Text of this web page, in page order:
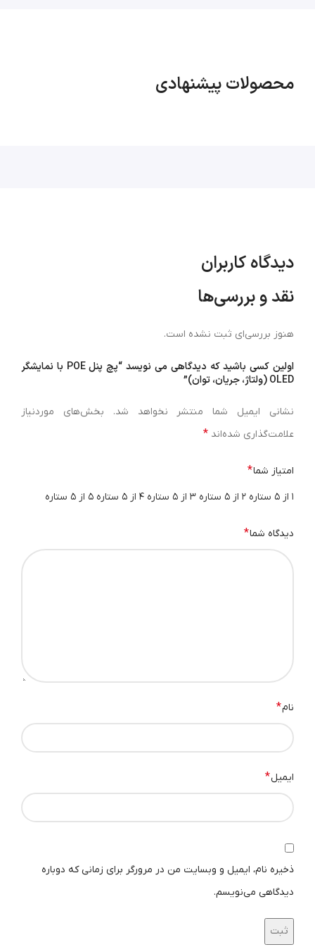
پچ پنل poe چیست ؟
برای ایجاد ارتباطات شبکه با عملکرد پایدار و قابلیت ارائه‌ی
شبکه امکان می‌دهد تا به‌طور بهینه از منابع خود استفاده
سایز قابل نصب در رک‌های استاندارد می باشد و این ویژگی به
مدیران شبکه اجازه می‌دهد تا با بهره‌گیری از فضای محدود
خود، شبکه‌ی خود را به راحتی مدیریت و کنترل کنند. این
ویژگی بسیار مناسب برای محیط‌هایی است که فضای محدود
دست یابند. به طور خلاصه، پچ پنل گیگابیتی ۲۴ پورت POE
یک ابزار قدرتمند با امکان ارسال داده و تامین برق به
دستگاه‌ها می‌باشد. با امکانات متنوع و عملکرد قابل اعتماد، این
پچ پنل PoE می‌تواند به بهبود عملکرد شبکه‌ شما کمک کرده
و تجربه‌ی بهتری را برای کاربران فراهم آورد.
انرژی:این پچ پنل با داشتن قابلیت مدیریت مصرف انرژی
بهینه، امکان کاهش هدر رفت انرژی و صرفه‌جویی در
می‌کند؟
محصولات پیشنهادی
دیدگاه کاربران
نقد و بررسی‌ها
هنوز بررسی‌ای ثبت نشده است.
اولین کسی باشید که دیدگاهی می نویسد “پچ پنل POE با نمایشگر
OLED (ولتاژ، جریان، توان)”
نشانی ایمیل شما منتشر نخواهد شد.
بخش‌های موردنیاز
علامت‌گذاری شده‌اند *
امتیاز شما*
۱ از ۵ ستاره ۲ از ۵ ستاره ۳ از ۵ ستاره ۴ از ۵ ستاره ۵ از ۵ ستاره
دیدگاه شما*
نام*
ایمیل*
ذخیره نام، ایمیل و وبسایت من در مرورگر برای زمانی که دوباره
دیدگاهی می‌نویسم.